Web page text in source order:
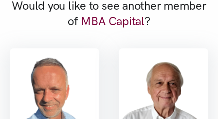
Would you like to see another member
of MBA Capital?